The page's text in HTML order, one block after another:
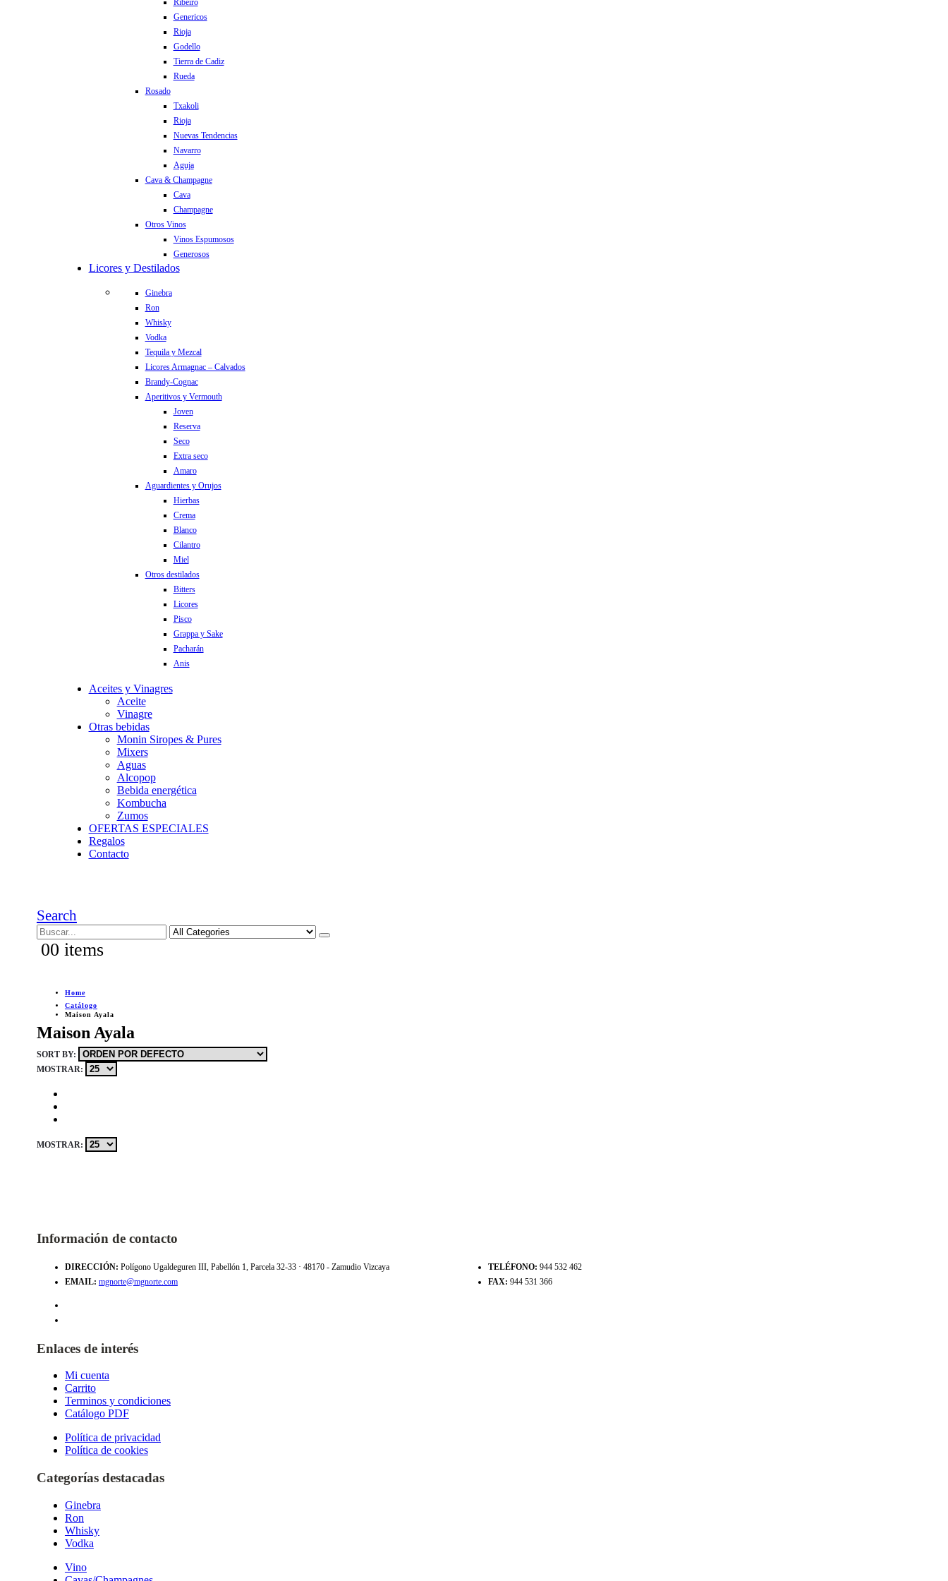
Ribeiro
Genericos
Rioja
Godello
Tierra de Cadiz
Rueda
Rosado
Txakoli
Rioja
Nuevas Tendencias
Navarro
Aguja
Cava & Champagne
Cava
Champagne
Otros Vinos
Vinos Espumosos
Generosos
Licores y Destilados
Ginebra
Ron
Whisky
Vodka
Tequila y Mezcal
Licores Armagnac – Calvados
Brandy-Cognac
Aperitivos y Vermouth
Joven
Reserva
Seco
Extra seco
Amaro
Aguardientes y Orujos
Hierbas
Crema
Blanco
Cilantro
Miel
Otros destilados
Bitters
Licores
Pisco
Grappa y Sake
Pacharán
Anis
Aceites y Vinagres
Aceite
Vinagre
Otras bebidas
Monin Siropes & Pures
Mixers
Aguas
Alcopop
Bebida energética
Kombucha
Zumos
OFERTAS ESPECIALES
Regalos
Contacto
Search
00 items
Home
Catálogo
Maison Ayala
Maison Ayala
SORT BY:
MOSTRAR:
MOSTRAR:
Información de contacto
DIRECCIÓN: Polígono Ugaldeguren III, Pabellón 1, Parcela 32-33 · 48170 - Zamudio Vizcaya TELÉFONO: 944 532 462
EMAIL: mgnorte@mgnorte.com FAX: 944 531 366
Enlaces de interés
Mi cuenta
Carrito
Terminos y condiciones
Catálogo PDF
Política de privacidad
Política de cookies
Categorías destacadas
Ginebra
Ron
Whisky
Vodka
Vino